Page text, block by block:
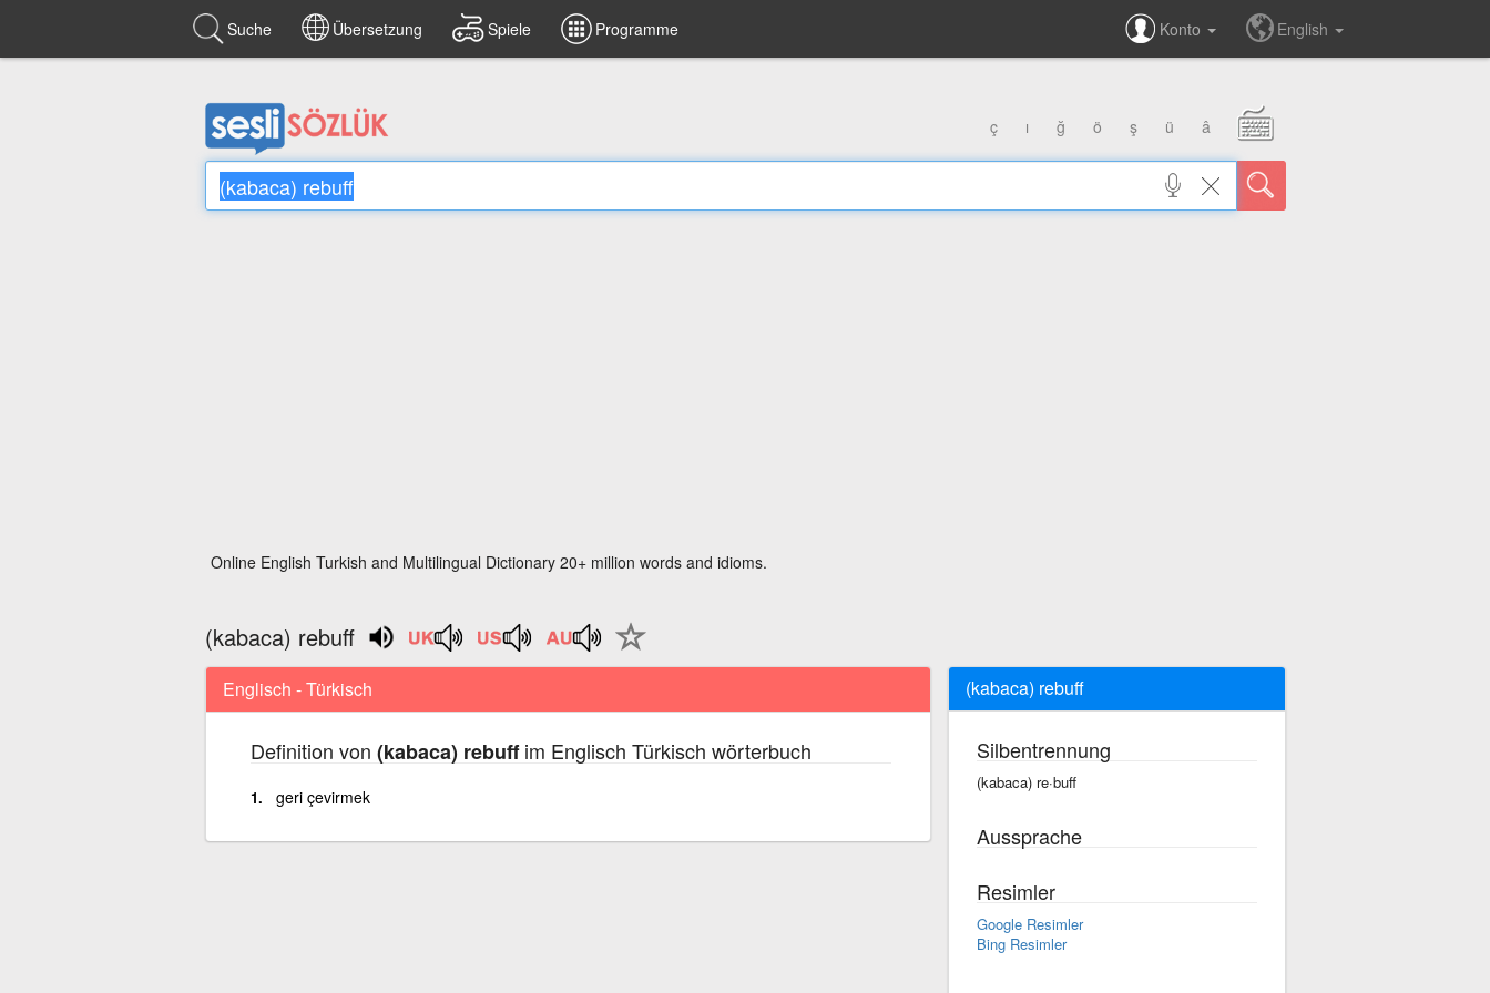
Suche Übersetzung Spiele Programme Konto English
ç ı ğ ö ş ü â
Online English Turkish and Multilingual Dictionary 20+ million words and idioms.
(kabaca) rebuff
Englisch - Türkisch
Definition von (kabaca) rebuffim Englisch Türkisch wörterbuch
geri çevirmek
(kabaca) rebuff
Silbentrennung
(kabaca) re·buff
Aussprache
Resimler
Google Resimler
Bing Resimler